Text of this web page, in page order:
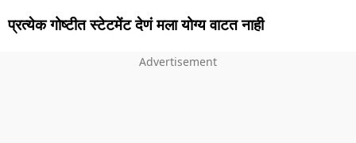
प्रत्येक गोष्टीत स्टेटमेंट देणं मला योग्य वाटत नाही